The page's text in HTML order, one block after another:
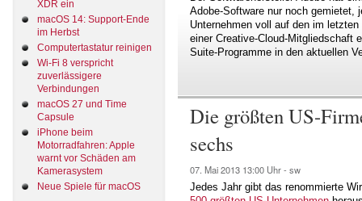
XDR ein
macOS 14: Support-Ende
im Herbst
Computertastatur reinigen
Wi-Fi 8 verspricht
zuverlässigere
Verbindungen
macOS 27 und Time
Capsule
iPhone beim
Motorradfahren: Apple
warnt vor Schäden am
Kamerasystem
Neue Spiele für macOS
Adobe-Software nur noch gemietet,
Unternehmen voll auf den im
einer Creative-Cloud-Mitgliedschaft
Suite-Programme in den aktuellen
Die größten US-
sechs
07. Mai 2013 13:00 Uhr - sw
Jedes Jahr gibt das renommierte